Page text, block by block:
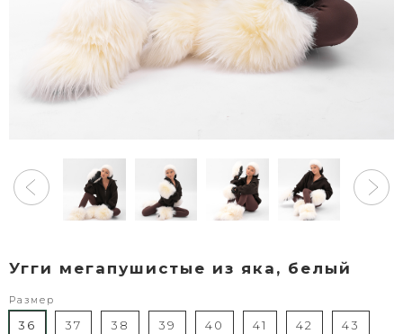
Угги мегапушистые из яка, белый
Размер
36 37 38 39 40 41 42 43